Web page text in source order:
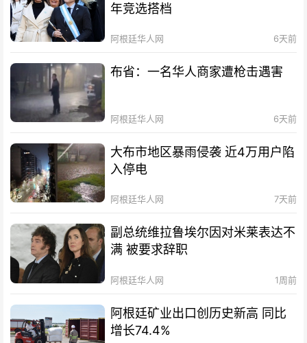
年竞选搭档
阿根廷华人网 6天前
布省：一名华人商家遭枪击遇害
阿根廷华人网 6天前
大布市地区暴雨侵袭 近4万用户陷
入停电
阿根廷华人网 7天前
副总统维拉鲁埃尔因对米莱表达不
满 被要求辞职
阿根廷华人网 1周前
阿根廷矿业出口创历史新高 同比
增长74.4%